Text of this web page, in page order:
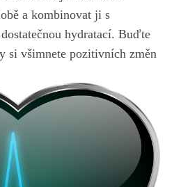
a kombinovat ji s
hydratací. Buďte
si všimnete pozitivních změn